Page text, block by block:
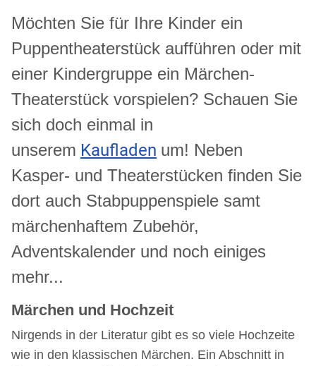
Möchten Sie für Ihre Kinder ein
Puppentheaterstück aufführen oder mit
einer Kindergruppe ein Märchen-
Theaterstück vorspielen? Schauen Sie
sich doch einmal in
unserem Kaufladen um! Neben
Kasper- und Theaterstücken finden Sie
dort auch Stabpuppenspiele samt
märchenhaftem Zubehör,
Adventskalender und noch einiges
mehr...
Märchen und Hochzeit
Nirgends in der Literatur gibt es so viele Hochzeite
wie in den klassischen Märchen. Ein Abschnitt in